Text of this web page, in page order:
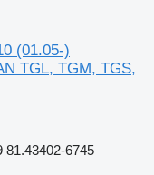
(01.05-)
TGL, TGM, TGS,
81.43402-6745